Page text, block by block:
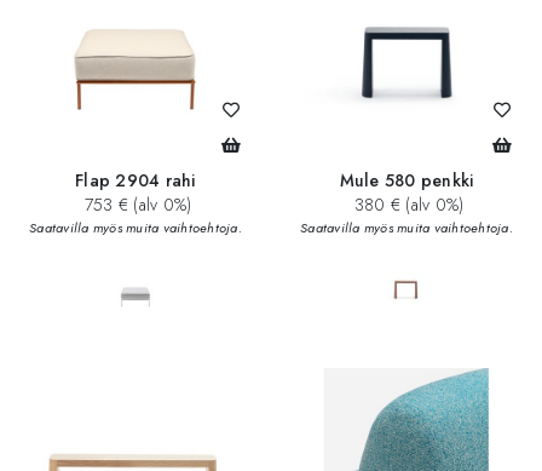
Flap 2904 rahi
753 € (alv 0%)
Saatavilla myös muita vaihtoehtoja.
Mule 580 penkki
380 € (alv 0%)
Saatavilla myös muita vaihtoehtoja.